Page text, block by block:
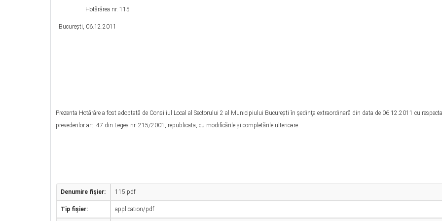
Hotărârea nr. 115
Bucureşti, 06.12.2011
Prezenta Hotărâre a fost adoptată de Consiliul Local al Sectorului 2 al Municipiului Bucureşti în şedinţa extraordinară din data de 06.12.2011 cu
prevederilor art. 47 din Legea nr. 215/2001, republicata, cu modificările şi completările ulterioare.
Denumire fișier: 115.pdf
Tip fișier: application/pdf